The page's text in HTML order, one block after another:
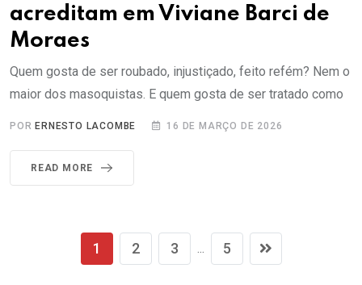
acreditam em Viviane Barci de
Moraes
Quem gosta de ser roubado, injustiçado, feito refém? Nem o
maior dos masoquistas. E quem gosta de ser tratado como
POR ERNESTO LACOMBE 16 DE MARÇO DE 2026
READ MORE
1 2 3 ... 5